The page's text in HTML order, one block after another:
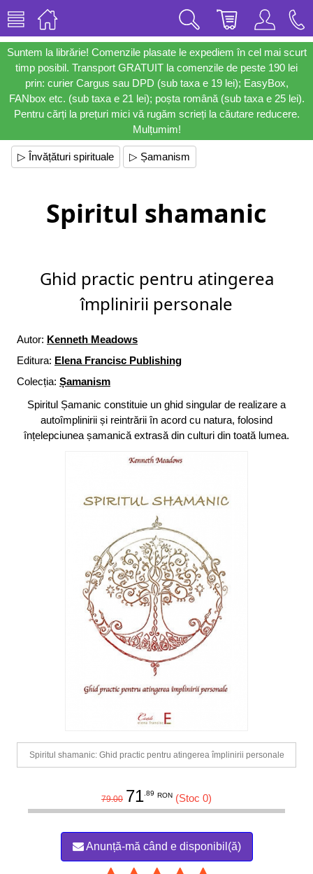
Suntem la librărie! Comenzile plasate le expediem în cel mai scurt
timp posibil. Transport GRATUIT la comenzile de peste 190 lei
prin: curier Cargus sau DPD (sub taxa e 19 lei); EasyBox,
FANbox etc. (sub taxa e 21 lei); poșta română (sub taxa e 25 lei).
Pentru cărți la prețuri mici vă rugăm scrieți la căutare reducere.
Mulțumim!
▷ Învățături spirituale ▷ Șamanism
Spiritul shamanic
Ghid practic pentru atingerea
împlinirii personale
Autor: Kenneth Meadows
Editura: Elena Francisc Publishing
Colecția: Șamanism
Spiritul Șamanic constituie un ghid singular de realizare a
autoîmplinirii și reintrării în acord cu natura, folosind
înțelepciunea șamanică extrasă din culturi din toată lumea.
Spiritul shamanic: Ghid practic pentru atingerea împlinirii personale
79.00 71.89 RON (Stoc 0)
Anunță-mă când e disponibil(ă)